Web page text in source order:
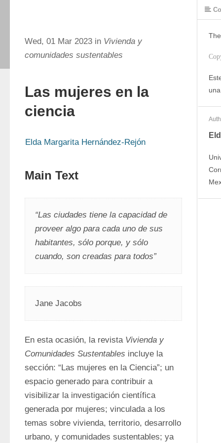
Wed, 01 Mar 2023 in Vivienda y
comunidades sustentables
Las mujeres en la
ciencia
Elda Margarita Hernández-Rejón
Main Text
“Las ciudades tiene la capacidad de
proveer algo para cada uno de sus
habitantes, sólo porque, y sólo
cuando, son creadas para todos”
Jane Jacobs
En esta ocasión, la revista Vivienda y
Comunidades Sustentables incluye la
sección: “Las mujeres en la Ciencia”; un
espacio generado para contribuir a
visibilizar la investigación científica
generada por mujeres; vinculada a los
temas sobre vivienda, territorio, desarrollo
urbano, y comunidades sustentables; ya